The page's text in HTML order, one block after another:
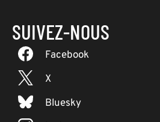
SUIVEZ-NOUS
Facebook
X
Bluesky